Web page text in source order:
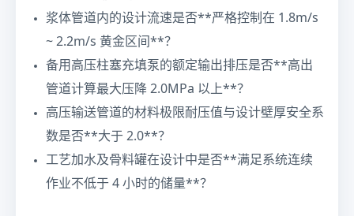
浆体管道内的设计流速是否**严格控制在 1.8m/s
~ 2.2m/s 黄金区间**？
备用高压柱塞充填泵的额定输出排压是否**高出
管道计算最大压降 2.0MPa 以上**？
高压输送管道的材料极限耐压值与设计壁厚安全系
数是否**大于 2.0**？
工艺加水及骨料罐在设计中是否**满足系统连续
作业不低于 4 小时的储量**？